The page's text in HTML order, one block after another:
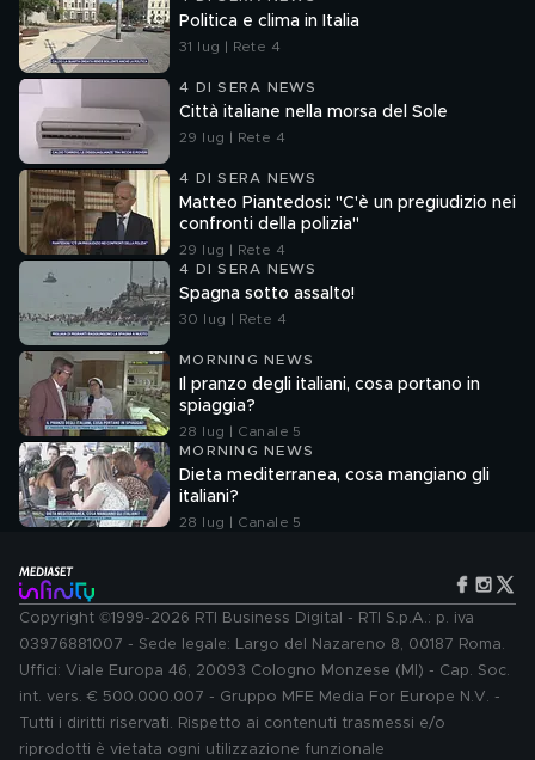
Politica e clima in Italia
31 lug | Rete 4
4 DI SERA NEWS
Città italiane nella morsa del Sole
29 lug | Rete 4
4 DI SERA NEWS
Matteo Piantedosi: "C'è un pregiudizio nei
confronti della polizia"
29 lug | Rete 4
4 DI SERA NEWS
Spagna sotto assalto!
30 lug | Rete 4
MORNING NEWS
Il pranzo degli italiani, cosa portano in
spiaggia?
28 lug | Canale 5
MORNING NEWS
Dieta mediterranea, cosa mangiano gli
italiani?
28 lug | Canale 5
Copyright ©1999-2026 RTI Business Digital - RTI S.p.A.: p. iva
03976881007 - Sede legale: Largo del Nazareno 8, 00187 Roma.
Uffici: Viale Europa 46, 20093 Cologno Monzese (MI) - Cap. Soc.
int. vers. € 500.000.007 - Gruppo MFE Media For Europe N.V. -
Tutti i diritti riservati. Rispetto ai contenuti trasmessi e/o
riprodotti è vietata ogni utilizzazione funzionale